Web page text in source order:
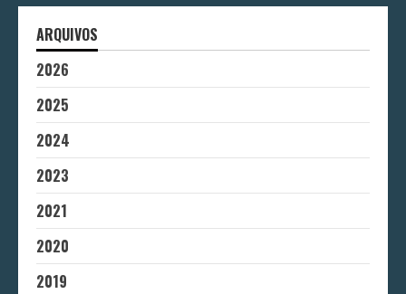
ARQUIVOS
2026
2025
2024
2023
2021
2020
2019